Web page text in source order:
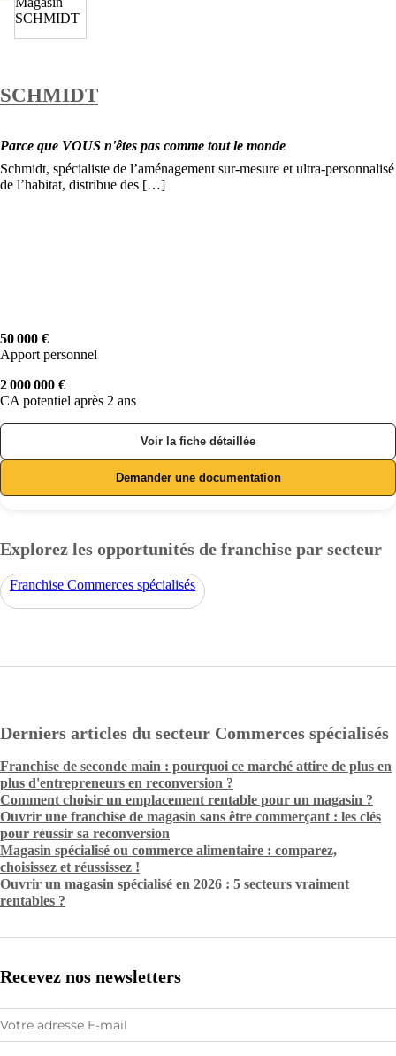
SCHMIDT
Parce que VOUS n'êtes pas comme tout le monde
Schmidt, spécialiste de l’aménagement sur-mesure et ultra-personnalisé
de l’habitat, distribue des […]
50 000 €
Apport personnel
2 000 000 €
CA potentiel après 2 ans
Voir la fiche détaillée
Demander une documentation
Explorez les opportunités de franchise par secteur
Franchise Commerces spécialisés
Derniers articles du secteur Commerces spécialisés
Franchise de seconde main : pourquoi ce marché attire de plus en
plus d'entrepreneurs en reconversion ?
Comment choisir un emplacement rentable pour un magasin ?
Ouvrir une franchise de magasin sans être commerçant : les clés
pour réussir sa reconversion
Magasin spécialisé ou commerce alimentaire : comparez,
choisissez et réussissez !
Ouvrir un magasin spécialisé en 2026 : 5 secteurs vraiment
rentables ?
Recevez nos newsletters